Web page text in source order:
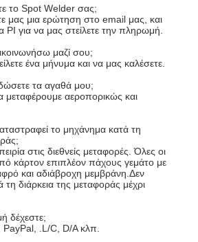
το Spot Welder σας;
μας μια ερώτηση στο email μας, και
για να μας στείλετε την πληρωμή.
μαζί σου;
ένα μήνυμα και να μας καλέσετε.
τα αγαθά μου;
μεταφέρουμε αεροπορικώς και
το μηχάνημα κατά τη
στις διεθνείς μεταφορές. Όλες οι
κάρτον επιπλέον πάχους γεμάτο με
και αδιάβροχη μεμβράνη.Δεν
τη διάρκεια της μεταφοράς μέχρι
δέχεστε;
.L/C, D/A κλπ.